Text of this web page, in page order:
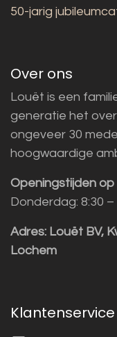
50-jarig
Over ons
Louët is een
generatie het
ongeveer 30
hoogwaardige
Openingstijden
Donderdag: 8:30 –
Adres: Louët BV,
Lochem
Klantenservice